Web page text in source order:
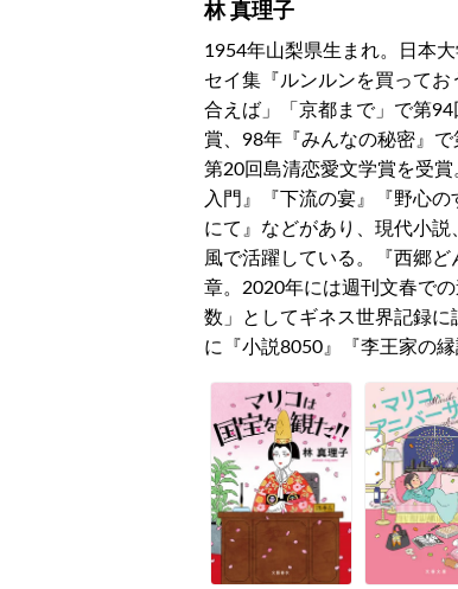
林 真理子
1954年山梨県生まれ。日本
セイ集『ルンルンを買って
合えば」「京都まで」で第
賞、98年『みんなの秘密』
第20回島清恋愛文学賞を受
入門』『下流の宴』『野心
にて』などがあり、現代小
風で活躍している。『西郷
章。2020年には週刊文春で
数」としてギネス世界記録
に『小説8050』『李王家の